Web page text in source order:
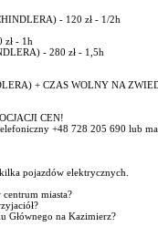
- 120 zł - 1/2h
zł - 1h
- 280 zł - 1,5h
+ CZAS WOLNY NA
CEN!
+48 728 205 690 lub
pojazdów elektrycznych.
miasta?
Głównego na Kazimierz?